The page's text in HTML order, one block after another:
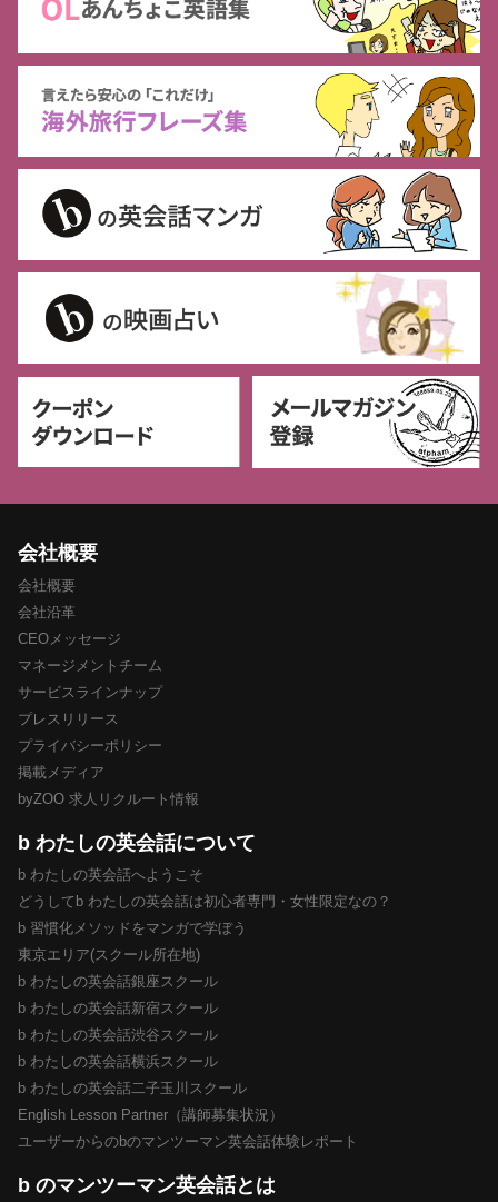
会社概要
会社概要
会社沿革
CEOメッセージ
マネージメントチーム
サービスラインナップ
プレスリリース
プライバシーポリシー
掲載メディア
byZOO 求人リクルート情報
b わたしの英会話について
b わたしの英会話へようこそ
どうしてb わたしの英会話は初心者専門・女性限定なの？
b 習慣化メソッドをマンガで学ぼう
東京エリア(スクール所在地)
b わたしの英会話銀座スクール
b わたしの英会話新宿スクール
b わたしの英会話渋谷スクール
b わたしの英会話横浜スクール
b わたしの英会話二子玉川スクール
English Lesson Partner（講師募集状況）
ユーザーからのbのマンツーマン英会話体験レポート
b のマンツーマン英会話とは